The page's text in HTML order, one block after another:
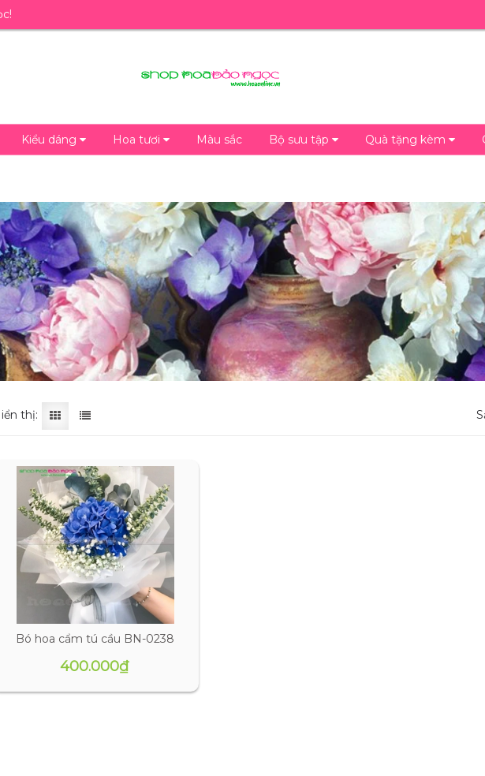
Kiểu dáng Hoa tươi Màu sắc Bộ sưu tập Quà tặng kèm
thị:
Bó hoa cẩm tú cầu BN-0238
400.000₫